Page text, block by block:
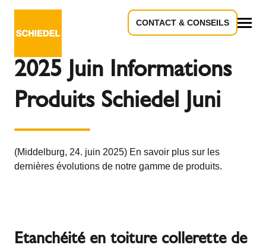
CONTACT & CONSEILS
2025 Juin Informations
Produits Schiedel Juni
(Middelburg, 24. juin 2025) En savoir plus sur les
dernières évolutions de notre gamme de produits.
Etanchéité en toiture collerette de